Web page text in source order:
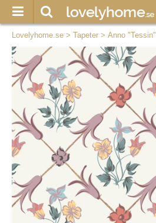
Lovelyhome.se > Tapeter > Anno "Tessin"